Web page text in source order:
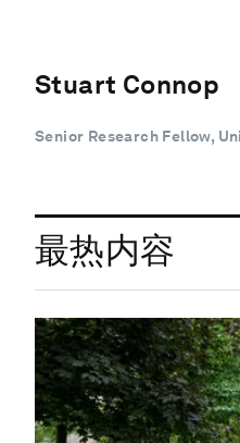
Stuart Connop
Senior Research Fellow,
最热内容